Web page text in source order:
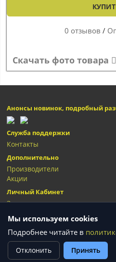
0 отзывов /
Скачать фото товара
Анонсы новинок, подробный
Служба поддержки
Контакты
Дополнительно
Производители
Акции
Личный Кабинет
Закладки
Сумки "Олива" © 2026
Текущее состояние cookie:не
Мы используем cookies
Подробнее читайте в
Отклонить Принять